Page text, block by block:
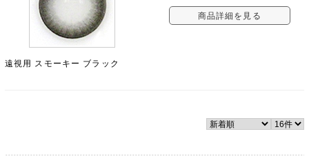
商品詳細を見る
遠視用 スモーキー ブラック